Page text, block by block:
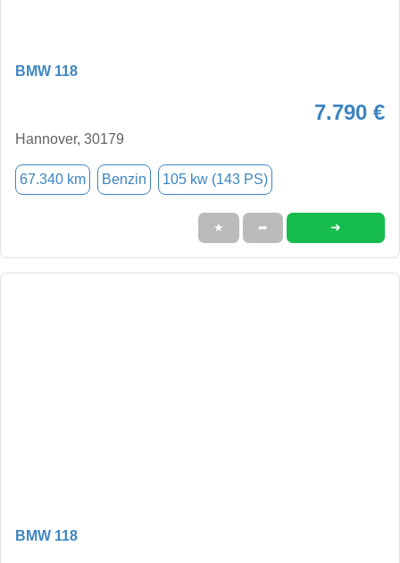
BMW 118
7.790 €
Hannover, 30179
67.340 km Benzin 105 kw (143 PS)
★ ➦ ➜
BMW 118